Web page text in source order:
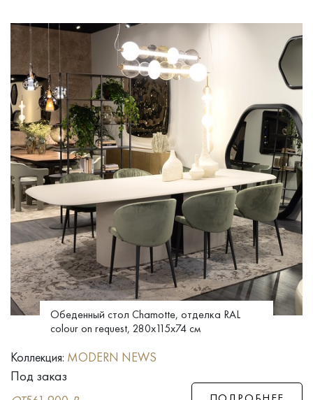
Обеденный стол Chamotte, отделка RAL
colour on request, 280x115x74 см
Коллекция: MODERN NEWS
Под заказ